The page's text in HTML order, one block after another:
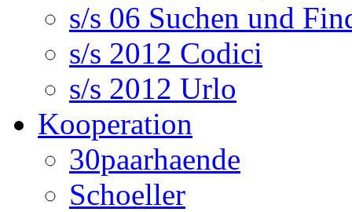
s/s 06 Suchen und
s/s 2012 Codici
s/s 2012 Urlo
Kooperation
30paarhaende
Schoeller